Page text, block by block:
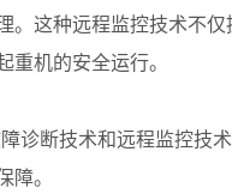
。这种远程监控技术不仅
机的安全运行。
诊断技术和远程监控技
障。